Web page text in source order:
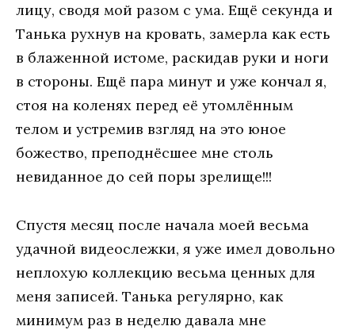
лицу, сводя мой разом с ума. Ещё секунда и
Танька рухнув на кровать, замерла как есть
в блаженной истоме, раскидав руки и ноги
в стороны. Ещё пара минут и уже кончал я,
стоя на коленях перед её утомлённым
телом и устремив взгляд на это юное
божество, преподнёсшее мне столь
невиданное до сей поры зрелище!!!
Спустя месяц после начала моей весьма
удачной видеослежки, я уже имел довольно
неплохую коллекцию весьма ценных для
меня записей. Танька регулярно, как
минимум раз в неделю давала мне